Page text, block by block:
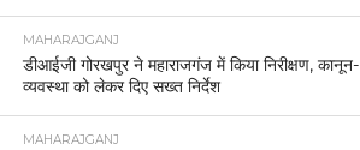
MAHARAJGANJ
डीआईजी गोरखपुर ने महाराजगंज में किया निरीक्षण, कानून-
व्यवस्था को लेकर दिए सख्त निर्देश
MAHARAJGANJ